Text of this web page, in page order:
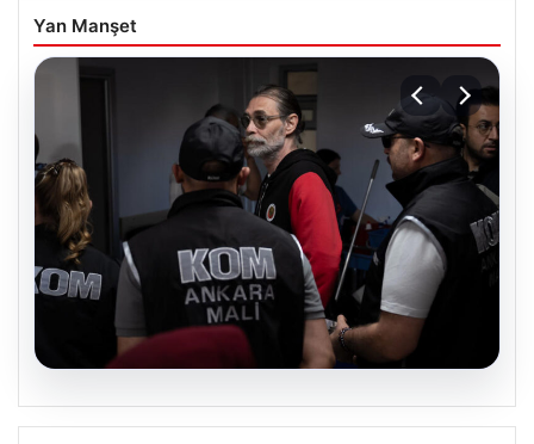
Yan Manşet
05.08.2026
Erdal Beşikçioğlu’nun Esrar Testi Pozitif